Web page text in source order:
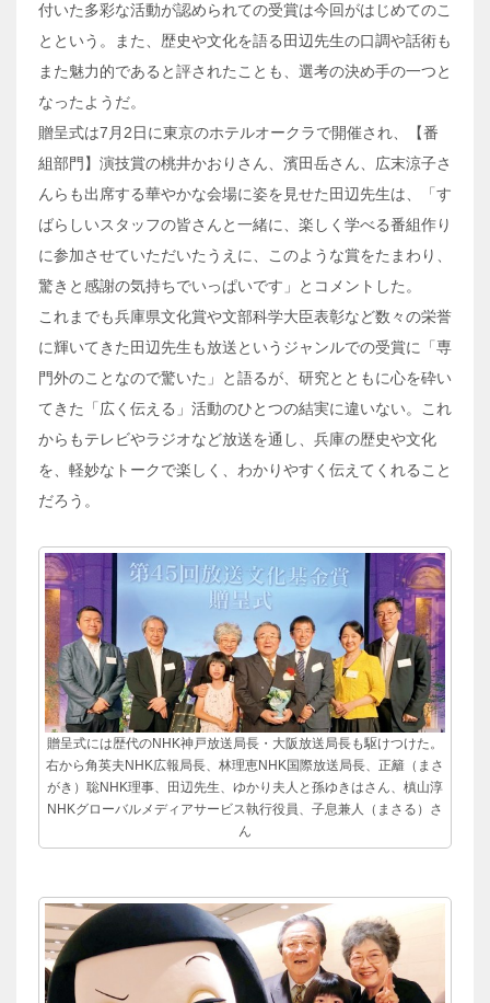
付いた多彩な活動が認められての受賞は今回がはじめてのこ
とという。また、歴史や文化を語る田辺先生の口調や話術も
また魅力的であると評されたことも、選考の決め手の一つと
なったようだ。
贈呈式は7月2日に東京のホテルオークラで開催され、【番
組部門】演技賞の桃井かおりさん、濱田岳さん、広末涼子さ
んらも出席する華やかな会場に姿を見せた田辺先生は、「す
ばらしいスタッフの皆さんと一緒に、楽しく学べる番組作り
に参加させていただいたうえに、このような賞をたまわり、
驚きと感謝の気持ちでいっぱいです」とコメントした。
これまでも兵庫県文化賞や文部科学大臣表彰など数々の栄誉
に輝いてきた田辺先生も放送というジャンルでの受賞に「専
門外のことなので驚いた」と語るが、研究とともに心を砕い
てきた「広く伝える」活動のひとつの結実に違いない。これ
からもテレビやラジオなど放送を通し、兵庫の歴史や文化
を、軽妙なトークで楽しく、わかりやすく伝えてくれること
だろう。
贈呈式には歴代のNHK神戸放送局長・大阪放送局長も駆けつけた。
右から角英夫NHK広報局長、林理恵NHK国際放送局長、正籬（まさ
がき）聡NHK理事、田辺先生、ゆかり夫人と孫ゆきはさん、槙山淳
NHKグローバルメディアサービス執行役員、子息兼人（まさる）さ
ん